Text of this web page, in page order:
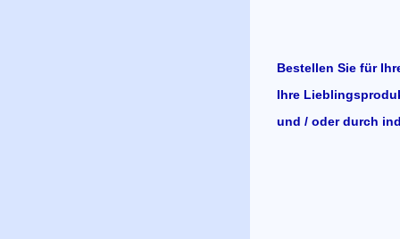
Bestellen Sie für
Ihre
und / oder durch